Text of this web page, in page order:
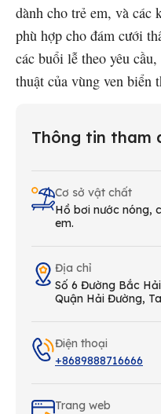
dành cho trẻ em, và các
phù hợp cho đám cưới
các buổi lễ theo yêu
thuật của vùng ven biển
Thông tin tham
Cơ sở vật chất
Hồ bơi nước nóng,
em.
Địa chỉ
Số 6 Đường Bắc
Quận Hải Đường,
Điện thoại
+8689888716666
Trang web